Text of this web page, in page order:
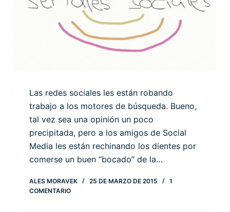
Las redes sociales les están robando
trabajo a los motores de búsqueda. Bueno,
tal vez sea una opinión un poco
precipitada, pero a los amigos de Social
Media les están rechinando los dientes por
comerse un buen “bocado” de la…
ALES MORAVEK 25 DE MARZO DE 2015
1
COMENTARIO